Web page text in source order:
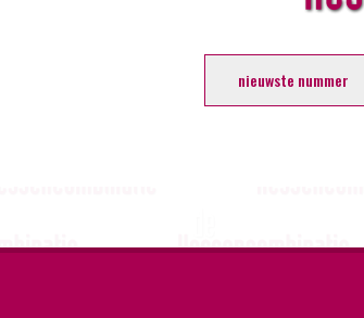
nieuwste nummer